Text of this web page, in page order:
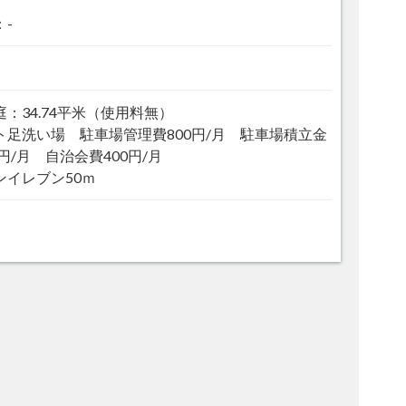
-
：34.74平米（使用料無）
足洗い場 駐車場管理費800円/月 駐車場積立金
/月 自治会費400円/月
イレブン50ｍ